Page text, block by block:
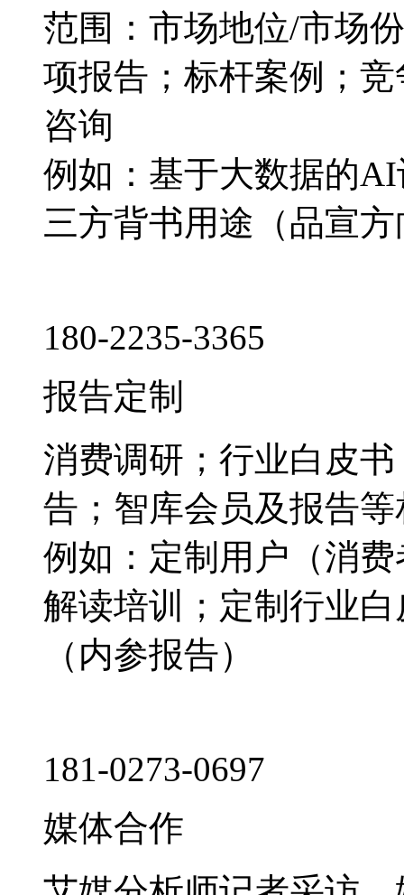
范围：市场地位/市场
项报告；标杆案例；
咨询
例如：基于大数据的
三方背书用途（品宣
180-2235-3365
报告定制
消费调研；行业白皮
告；智库会员及报告
例如：定制用户（消
解读培训；定制行业
（内参报告）
181-0273-0697
媒体合作